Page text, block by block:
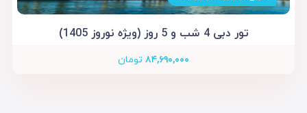
تور دبی 4 شب و 5 روز (ویژه نوروز 1405)
۸۴,۶۹۰,۰۰۰ تومان